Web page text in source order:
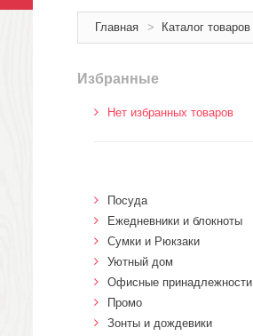
Главная > Каталог товаров
Избранные
Нет избранных товаров
Посуда
Ежедневники и блокноты
Сумки и Рюкзаки
Уютный дом
Офисные принадлежности
Промо
Зонты и дождевики